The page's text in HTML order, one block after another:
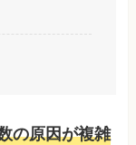
の原因が複雑